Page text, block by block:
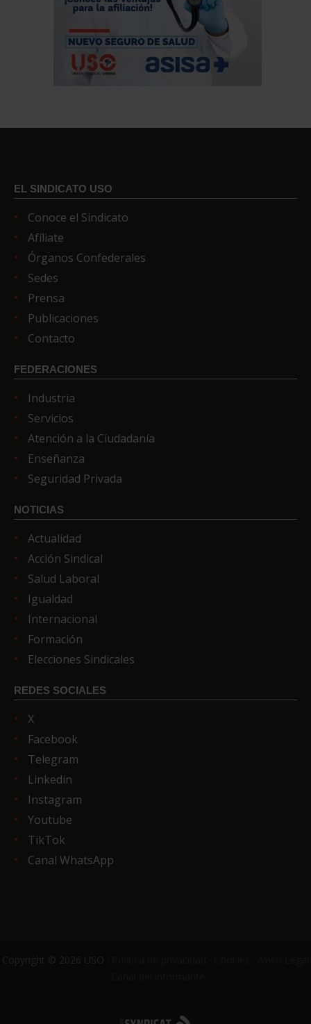
EL SINDICATO USO
Conoce el Sindicato
Afíliate
Órganos Confederales
Sedes
Prensa
Publicaciones
Contacto
FEDERACIONES
Industria
Servicios
Atención a la Ciudadanía
Enseñanza
Seguridad Privada
NOTICIAS
Actualidad
Acción Sindical
Salud Laboral
Igualdad
Internacional
Formación
Elecciones Sindicales
REDES SOCIALES
X
Facebook
Telegram
Linkedin
Instagram
Youtube
TikTok
Canal WhatsApp
Copyright © 2026 USO ·